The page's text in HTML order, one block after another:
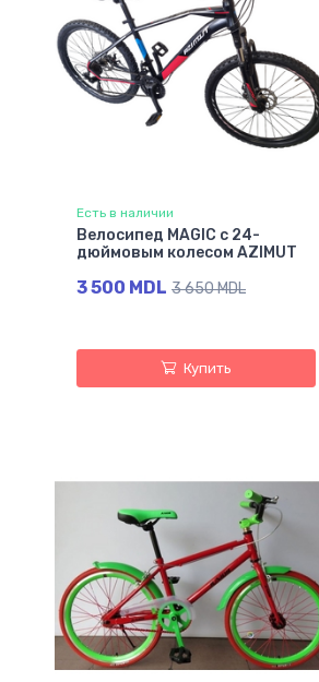
Есть в наличии
Велосипед MAGIC с 24-
дюймовым колесом AZIMUT
3 500 MDL 3 650 MDL
Купить